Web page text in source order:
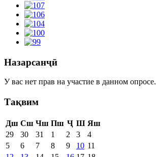
Назарсанҷӣ
У вас нет прав на участие в данном опросе.
Тақвим
Дш Сш Чш Пш Ҷ Ш Яш
29
30 31 1 2 3
4
5
6 7 8 9 10 11